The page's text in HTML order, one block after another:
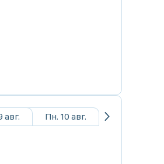
авг. Пн. 10 авг.